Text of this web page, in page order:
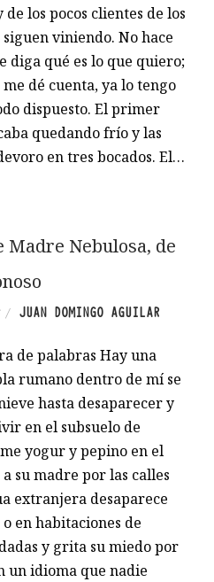
de los pocos clientes de los
siguen viniendo. No hace
diga qué es lo que quiero;
dé cuenta, ya lo tengo
dispuesto. El primer
quedando frío y las
en tres bocados. El…
Madre Nebulosa, de
/ JUAN DOMINGO AGUILAR
de palabras Hay una
rumano dentro de mí se
hasta desaparecer y
en el subsuelo de
yogur y pepino en el
su madre por las calles
extranjera desaparece
en habitaciones de
y grita su miedo por
un idioma que nadie